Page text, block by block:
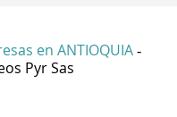
en ANTIOQUIA -
Pyr Sas